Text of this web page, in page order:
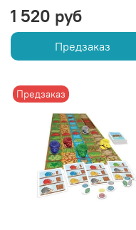
1 520 руб
Предзаказ
Предзаказ